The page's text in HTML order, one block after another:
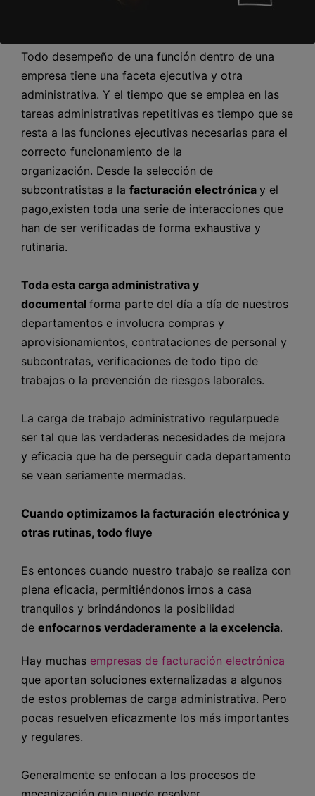
Todo desempeño de una función dentro de una
empresa tiene una faceta ejecutiva y otra
administrativa. Y el tiempo que se emplea en las
tareas administrativas repetitivas es tiempo que se
resta a las funciones ejecutivas necesarias para el
correcto funcionamiento de la
organización. Desde la selección de
subcontratistas a la facturación electrónica y el
pago,existen toda una serie de interacciones que
han de ser verificadas de forma exhaustiva y
rutinaria.
Toda esta carga administrativa y
documental forma parte del día a día de nuestros
departamentos e involucra compras y
aprovisionamientos, contrataciones de personal y
subcontratas, verificaciones de todo tipo de
trabajos o la prevención de riesgos laborales.
La carga de trabajo administrativo regularpuede
ser tal que las verdaderas necesidades de mejora
y eficacia que ha de perseguir cada departamento
se vean seriamente mermadas.
Cuando optimizamos la facturación electrónica y
otras rutinas, todo fluye
Es entonces cuando nuestro trabajo se realiza con
plena eficacia, permitiéndonos irnos a casa
tranquilos y brindándonos la posibilidad
de enfocarnos verdaderamente a la excelencia.
Hay muchas empresas de facturación electrónica
que aportan soluciones externalizadas a algunos
de estos problemas de carga administrativa. Pero
pocas resuelven eficazmente los más importantes
y regulares.
Generalmente se enfocan a los procesos de